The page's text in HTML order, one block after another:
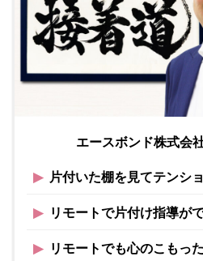
エースボンド株式会
▶︎ 片付いた棚を見てテンシ
▶︎ リモートで片付け指導が
▶︎ リモートでも心のこもっ